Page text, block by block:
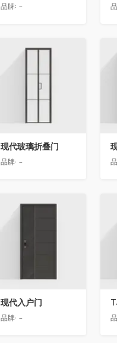
品牌: -
收藏
现代玻璃折叠门
品牌: -
收藏
现代入户门
品牌: -